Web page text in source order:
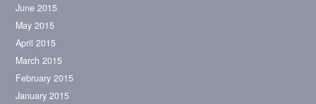
June 2015
May 2015
April 2015
March 2015
February 2015
January 2015